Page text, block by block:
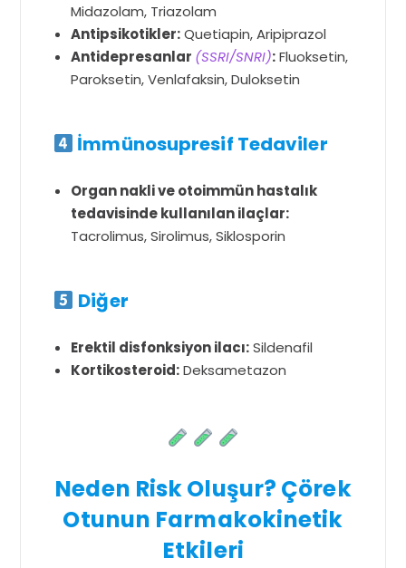
Midazolam, Triazolam
Antipsikotikler:Quetiapin, Aripiprazol
Antidepresanlar (SSRI/SNRI):Fluoksetin,
Paroksetin, Venlafaksin, Duloksetin
İmmünosupresif Tedaviler
Organ nakli ve otoimmün hastalık
tedavisinde kullanılan ilaçlar:
Tacrolimus, Sirolimus, Siklosporin
Diğer
Erektil disfonksiyon ilacı:Sildenafil
Kortikosteroid:Deksametazon
Neden Risk Oluşur? Çörek
Otunun Farmakokinetik
Etkileri